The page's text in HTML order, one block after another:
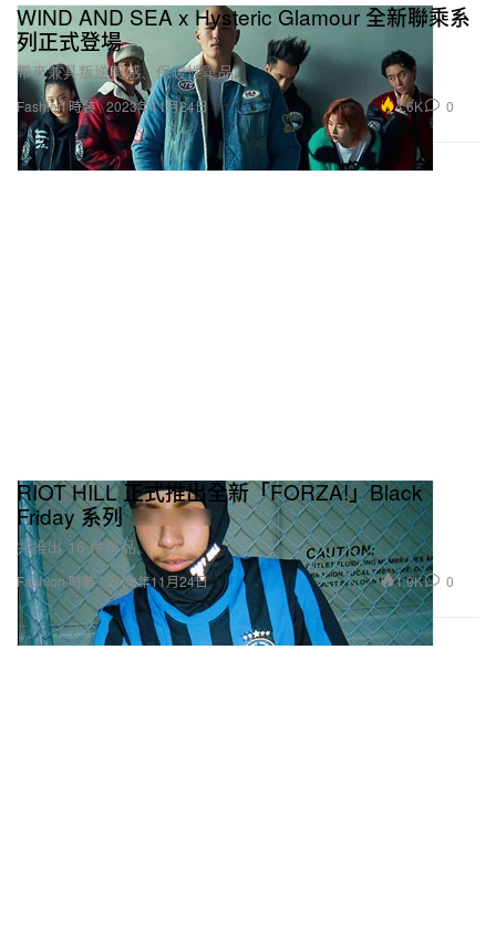
Fashion 時裝
WIND AND SEA x Hysteric Glamour 全新聯乘系
列正式登場
帶來兼具叛逆美感、保暖性單品。
2023年11月24日 4.6K 0
Fashion 時裝
RIOT HILL 正式推出全新「FORZA!」Black
Friday 系列
共推出 16 件單品。
2023年11月24日 1.9K 0